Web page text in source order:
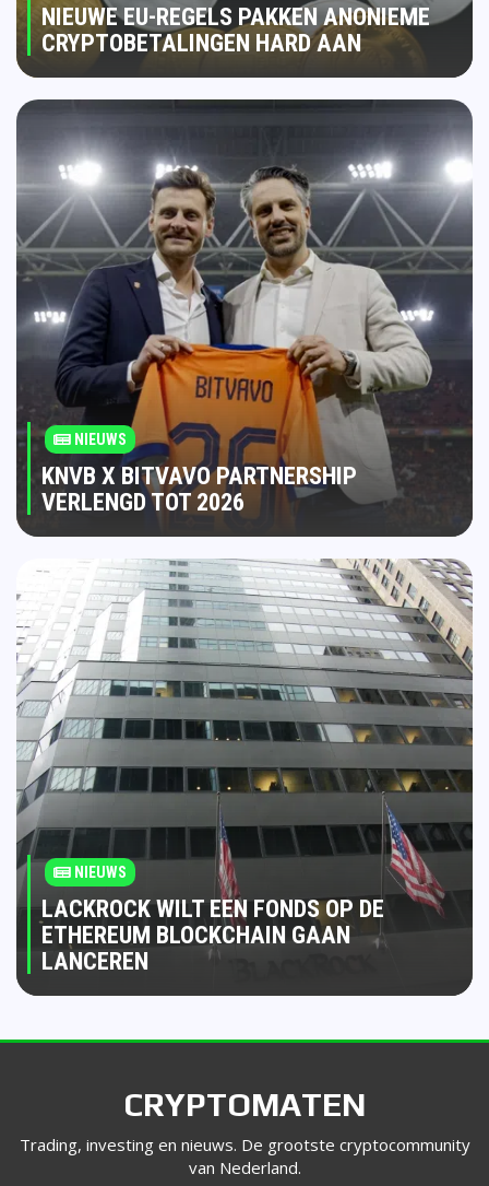
NIEUWE EU-REGELS PAKKEN ANONIEME
CRYPTOBETALINGEN HARD AAN
NIEUWS
KNVB X BITVAVO PARTNERSHIP
VERLENGD TOT 2026
NIEUWS
LACKROCK WILT EEN FONDS OP DE
ETHEREUM BLOCKCHAIN GAAN
LANCEREN
CRYPTOMATEN
Trading, investing en nieuws. De grootste cryptocommunity
van Nederland.